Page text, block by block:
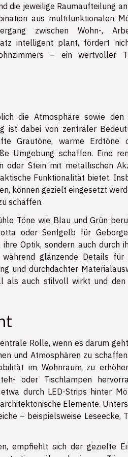
die jeweilige Raumaufteilung
aus multifunktionalen
zwischen Wohn-,
intelligent plant, fördert
– ein wertvoller
die Atmosphäre sowie den
ist dabei von zentraler
Grautöne, warme Erdtöne
Umgebung schaffen. Eine
oder Stein mit metallischen
Funktionalität bietet.
können gezielt eingesetzt
schaffen.
Töne wie Blau und Grün
oder Senfgelb für
Optik, sondern auch durch
glänzende Details für
und durchdachter
als auch stilvoll wirkt und
Rolle, wenn es darum
und Atmosphären zu
im Wohnraum zu
oder Tischlampen
durch LED-Strips hinter
Elemente.
– beispielsweise Leseecke,
empfiehlt sich der gezielte